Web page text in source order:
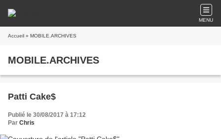
MENU
Accueil » MOBILE.ARCHIVES
MOBILE.ARCHIVES
Patti Cake$
Publié le 30/08/2017 à 17:12
Par Chris